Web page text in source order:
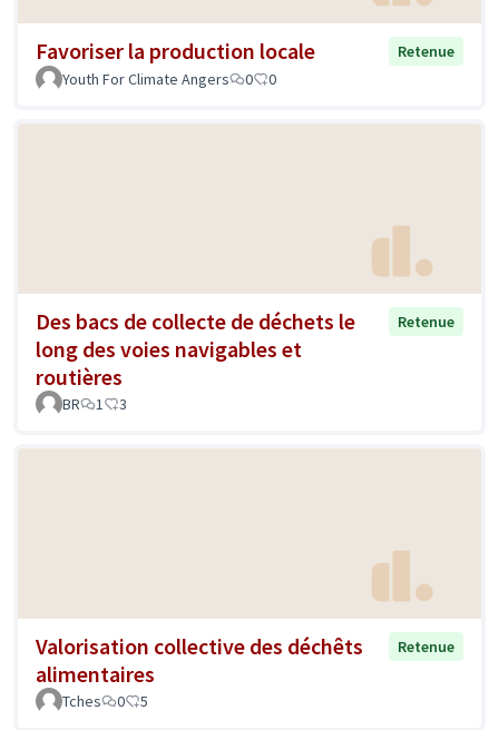
Favoriser la production locale
Retenue
Youth For Climate Angers
0 0
Des bacs de collecte de déchets le
long des voies navigables et
routières
Retenue
BR 1 3
Valorisation collective des déchêts
alimentaires
Retenue
Tches 0 5